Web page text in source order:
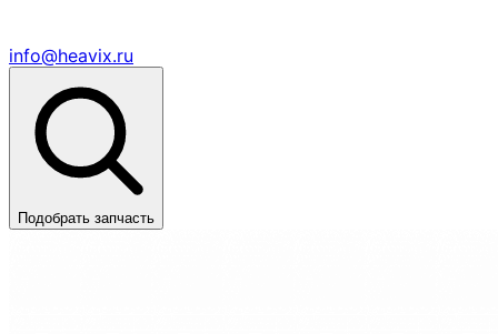
info@heavix.ru
Подобрать запчасть